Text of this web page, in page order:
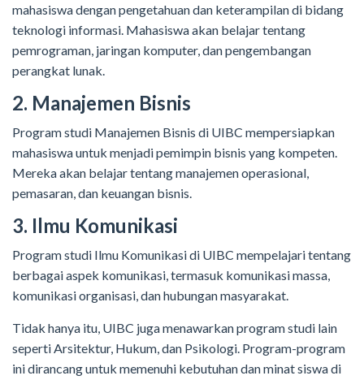
mahasiswa dengan pengetahuan dan keterampilan di bidang
teknologi informasi. Mahasiswa akan belajar tentang
pemrograman, jaringan komputer, dan pengembangan
perangkat lunak.
2. Manajemen Bisnis
Program studi Manajemen Bisnis di UIBC mempersiapkan
mahasiswa untuk menjadi pemimpin bisnis yang kompeten.
Mereka akan belajar tentang manajemen operasional,
pemasaran, dan keuangan bisnis.
3. Ilmu Komunikasi
Program studi Ilmu Komunikasi di UIBC mempelajari tentang
berbagai aspek komunikasi, termasuk komunikasi massa,
komunikasi organisasi, dan hubungan masyarakat.
Tidak hanya itu, UIBC juga menawarkan program studi lain
seperti Arsitektur, Hukum, dan Psikologi. Program-program
ini dirancang untuk memenuhi kebutuhan dan minat siswa di